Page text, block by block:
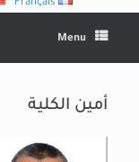
Français
Menu
أمين الكلية